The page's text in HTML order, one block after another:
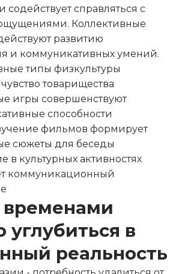
справляться с
Коллективные
развитию
и коммуникативных умений.
типы физкультуры
товарищества
игры совершенствуют
способности
фильмов формирует
сюжеты для беседы
в культурных активностях
коммуникационный
углубиться в
реальность